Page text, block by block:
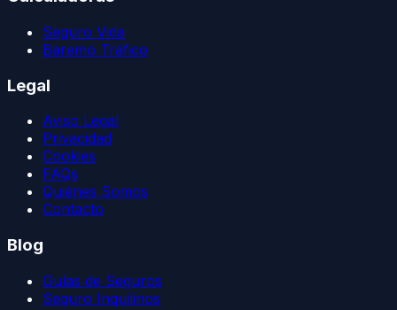
Seguro Vida
Baremo Tráfico
Legal
Aviso Legal
Privacidad
Cookies
FAQs
Quiénes Somos
Contacto
Blog
Guías de Seguros
Seguro Inquilinos